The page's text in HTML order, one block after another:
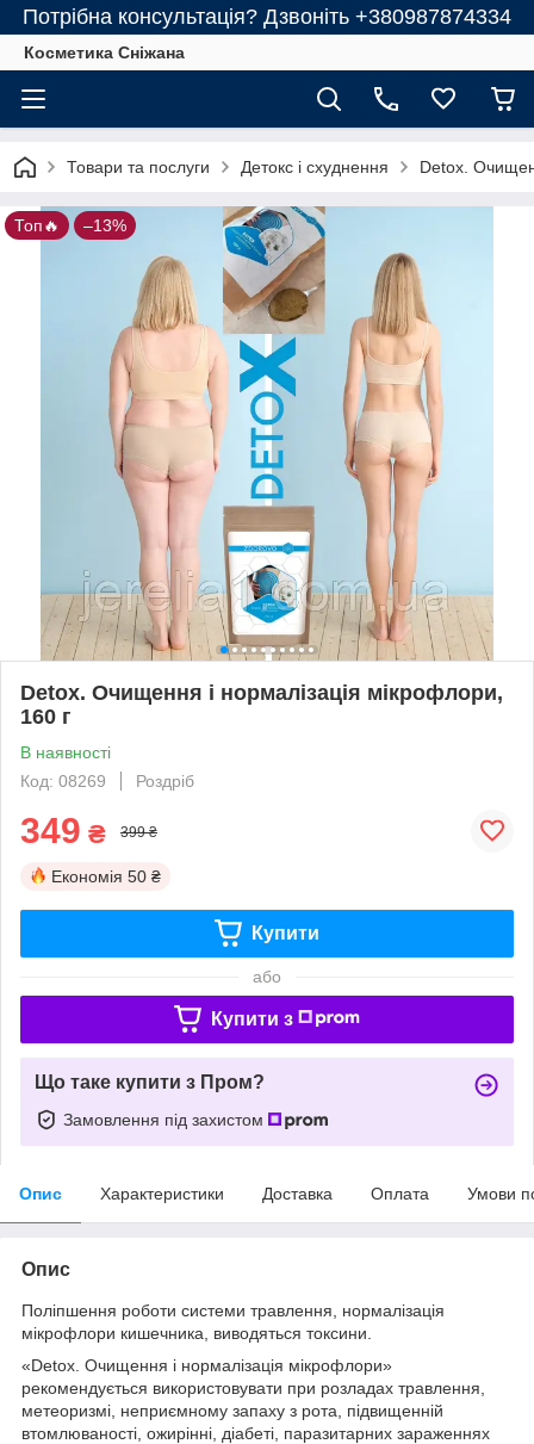
Потрібна консультація? Дзвоніть +380987874334
Косметика Сніжана
Товари та послуги Детокс і схуднення Detox.
Топ🔥 –13%
Detox. Очищення і нормалізація мікрофлори,
160 г
В наявності
Код: 08269
Роздріб
349 ₴ 399 ₴
Економія 50 ₴
Купити
або
Купити з
Що таке купити з Пром?
Замовлення під захистом
Опис Характеристики Доставка Оплата Умови
Опис
Поліпшення роботи системи травлення, нормалізація
мікрофлори кишечника, виводяться токсини.
«Detox. Очищення і нормалізація мікрофлори»
рекомендується використовувати при розладах травлення,
метеоризмі, неприємному запаху з рота, підвищенній
втомлюваності, ожирінні, діабеті, паразитарних зараженнях